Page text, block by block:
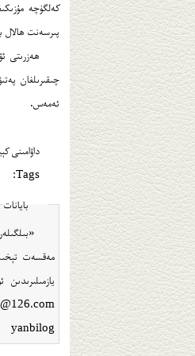
پىرسەنت ھالال بولمىسىمۇ، 90 پىرسەنت ھالال، ساغلام ۋە پاك
ھەزرىتى
چىقىرىلغان
ئەمەس.
داۋامىنى
Tags:
بايانات
مەقسەت
yanbilog